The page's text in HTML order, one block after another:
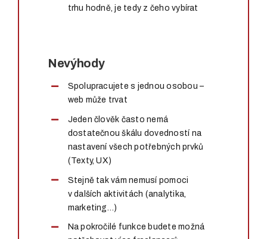
trhu hodně, je tedy z čeho vybírat
Nevýhody
Spolupracujete s jednou osobou –
web může trvat
Jeden člověk často nemá
dostatečnou škálu dovedností na
nastavení všech potřebných prvků
(Texty, UX)
Stejně tak vám nemusí pomoci
v dalších aktivitách (analytika,
marketing…)
Na pokročilé funkce budete možná